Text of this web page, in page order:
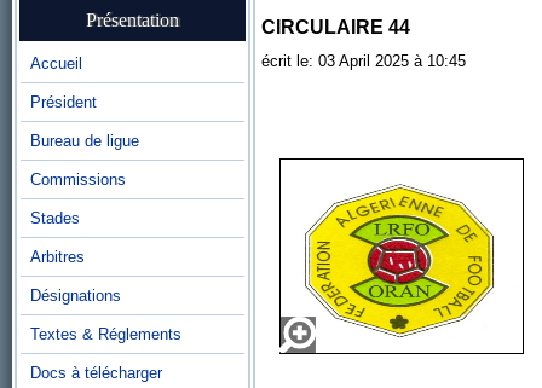
Présentation
Accueil
Président
Bureau de ligue
Commissions
Stades
Arbitres
Désignations
Textes & Réglements
Docs à télécharger
CIRCULAIRE 44
écrit le: 03 April 2025 à 10:45